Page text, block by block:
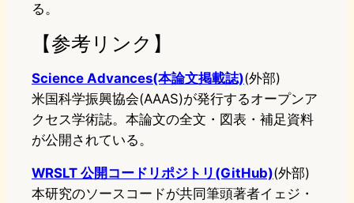
る。
【参考リンク】
Science Advances(本論文掲載誌)(外部)
米国科学振興協会(AAAS)が発行するオープンア
クセス学術誌。本論文の全文・図表・補足資料
が公開されている。
WRSLT 公開コードリポジトリ(GitHub)(外部)
本研究のソースコードが共同筆頭著者イェジ・